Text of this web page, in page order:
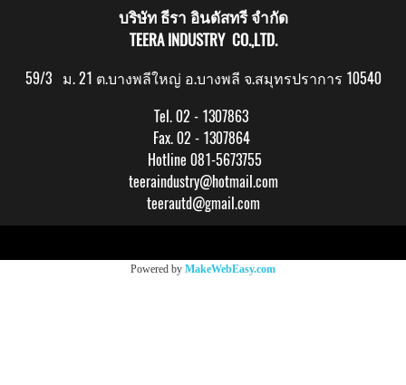
บริษัท ธีรา อินดัสทรี จำกัด
TEERA INDUSTRY CO.,LTD.
59/3 ม. 21 ต.บางพลีใหญ่ อ.บางพลี จ.สมุทรปราการ 10540
Tel. 02 - 1307863
Fax. 02 - 1307864
Hotline 081-5673755
teeraindustry@hotmail.com
teerautd@gmail.com
Powered by MakeWebEasy.com